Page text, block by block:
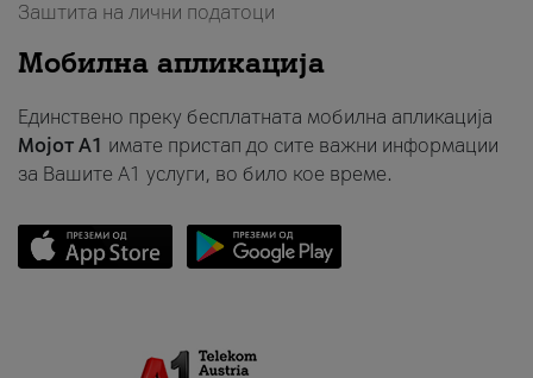
Заштита на лични податоци
Мобилна апликација
Единствено преку бесплатната мобилна апликација
Мојот A1 имате пристап до сите важни информации
за Вашите A1 услуги, во било кое време.